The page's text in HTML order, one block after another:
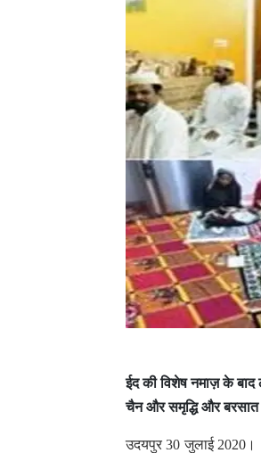
ईद की विशेष नमाज़ के
चैन और समृद्धि और
उदयपुर 30 जुलाई 2020।